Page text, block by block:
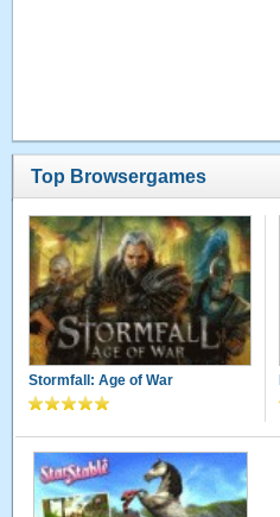
Top Browsergames
Stormfall: Age of War